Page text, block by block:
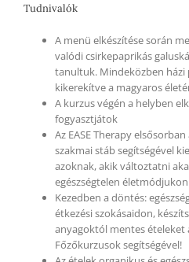
Tudnivalók
A menü elkészítése során
valódi csirkepaprikás
tanultuk. Mindeközben
kikerekítve a magyaros
A kurzus végén a helyben
fogyasztjátok
Az EASE Therapy
szakmai stáb segítségével
azoknak, akik változtatni
egészségtelen életmódjukon.
Kezedben a döntés:
étkezési szokásaidon,
anyagoktól mentes ételeket
Főzőkurzusok segítségével!